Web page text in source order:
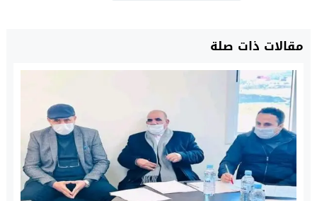
مقالات ذات صلة